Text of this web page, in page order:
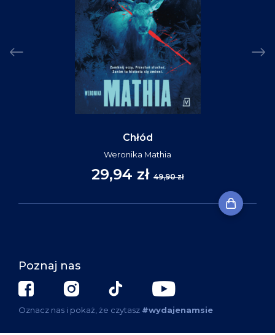
Chłód
Weronika Mathia
29,94 zł 49,90 zł
Poznaj nas
Oznacz nas i pokaż, że czytasz #wydajenamsie